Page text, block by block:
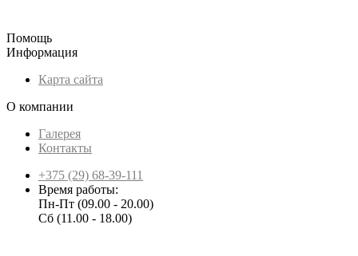
Помощь
Информация
Карта сайта
О компании
Галерея
Контакты
+375 (29) 68-39-111
Время работы:
Пн-Пт (09.00 - 20.00)
Сб (11.00 - 18.00)